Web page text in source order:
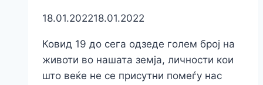
18.01.202218.01.2022
Ковид 19 до сега одзеде голем број на
животи во нашата земја, личности кои
што веќе не се присутни помеѓу нас